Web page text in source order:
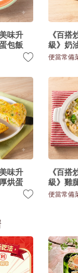
味升
包飯
《百搭
級》奶
便當常備
味升
烘蛋
《百搭
級》雞
便當常備